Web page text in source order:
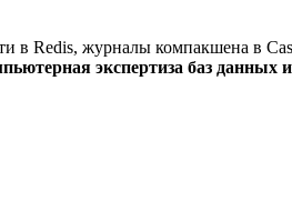
в Redis, журналы компакшена в
экспертиза баз